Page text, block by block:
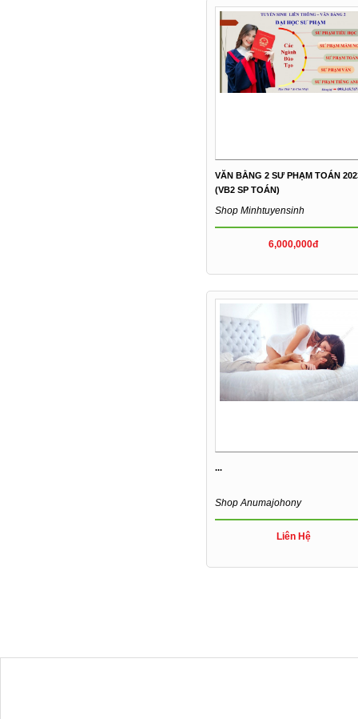
VĂN BẰNG 2 SƯ PHẠM TOÁN
(VB2 SP TOÁN)
Shop Minhtuyensinh
6,000,000đ
...
Shop Anumajohony
Liên Hệ